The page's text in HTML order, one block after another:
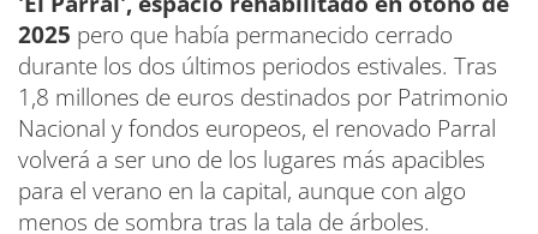
2025 pero que había permanecido cerrado
durante los dos últimos periodos estivales. Tras
1,8 millones de euros destinados por Patrimonio
Nacional y fondos europeos, el renovado Parral
volverá a ser uno de los lugares más apacibles
para el verano en la capital, aunque con algo
menos de sombra tras la tala de árboles.